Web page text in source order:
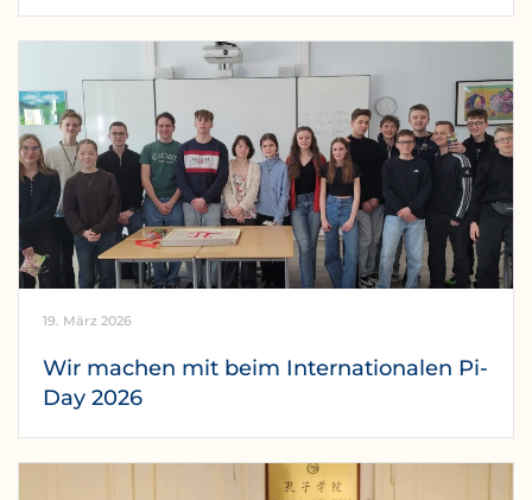
19. März 2026
Wir machen mit beim Internationalen Pi-
Day 2026